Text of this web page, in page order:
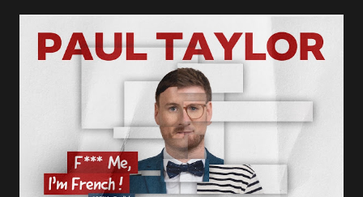
Famille Tremblay, Cidre Intrus, Paradoxe, Le Somnambule,
Vergers Archambault, et plusieurs autres artisans ravis
d’échanger avec les festivaliers. Des kiosques
agroalimentaires et food trucks, comme Anita Empanadas,
Farrell, s’ajoutent à l'offre gustative... et ne manquez pas les
fameux beignets aux pommes du Verger Denis
Charbonneau! La SAQ, partenaire officiel, anime des ateliers
de dégustation à l'aveugle et de mixologie pour réinventer